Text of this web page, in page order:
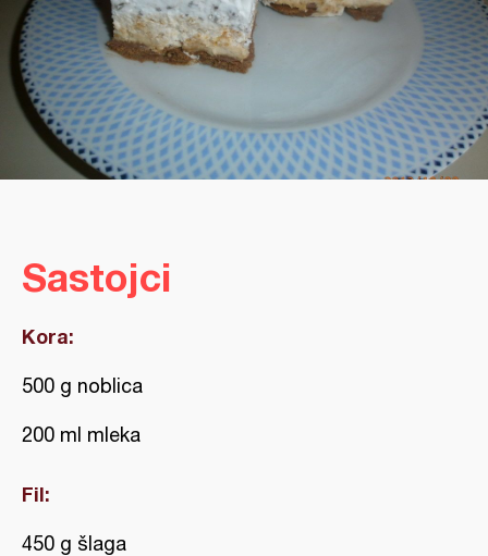
Sastojci
Kora:
500 g noblica
200 ml mleka
Fil:
450 g šlaga